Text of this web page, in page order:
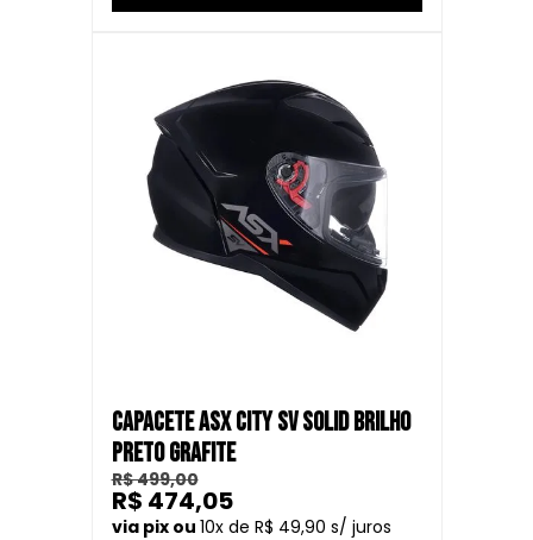
CAPACETE ASX CITY SV SOLID BRILHO
PRETO GRAFITE
R$ 499,00
10
R$ 49,90
R$ 474,05